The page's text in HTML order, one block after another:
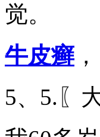
觉。
牛皮癣 ，
5、5.〖